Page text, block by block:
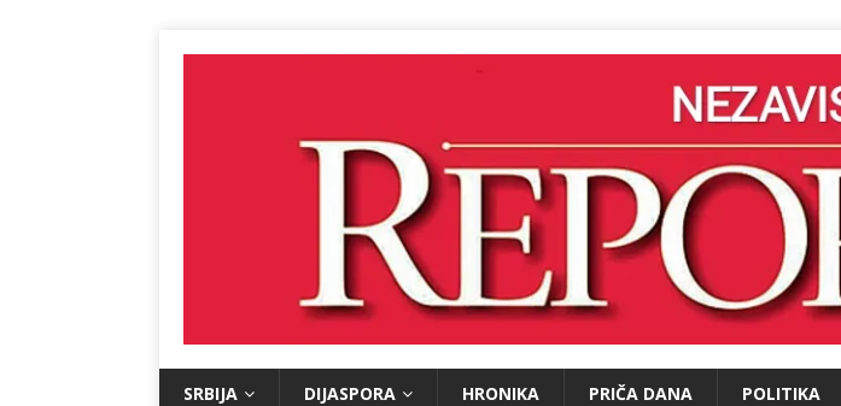
SRBIJA DIJASPORA HRONIKA PRIČA DANA POLITIKA